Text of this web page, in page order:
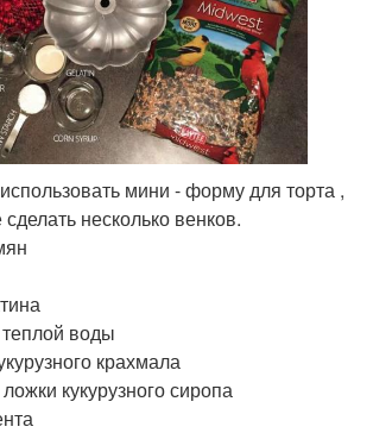
мини - форму для торта ,
сделать несколько венков.
воды
крахмала
кукурузного сиропа